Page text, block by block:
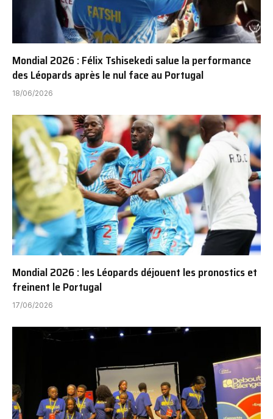
Mondial 2026 : Félix Tshisekedi salue la performance
des Léopards après le nul face au Portugal
18/06/2026
Mondial 2026 : les Léopards déjouent les pronostics et
freinent le Portugal
17/06/2026